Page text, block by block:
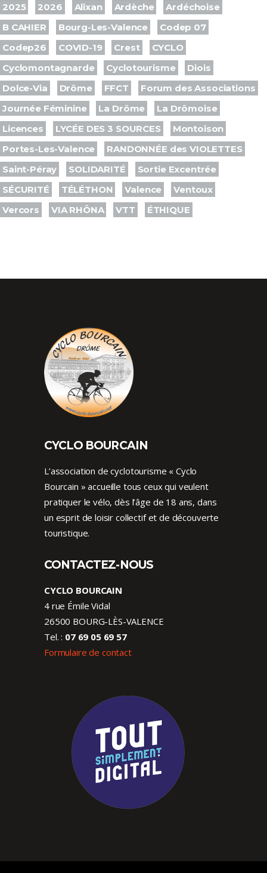
2025
2026 Alixan Ardèche
Ardéchoise
B CAHIER
Bourg-Les-Valence
Codep 07
Codep26
COVID-19 Crest
CYCLO
Cyclomontagnarde
Cyclotourisme
Diois
Dolce-Via
Drôme FFCT
Forum des Associations
Journée Féminine
La Drôme
La Drômoise
Licences
LYCÉE DES 3 SOURCES
Montoison
Portes-Les-Valence
RANDONNÉE des VIOLETTES
Saint-Péray
SOLIDARITÉ
Sortie Excentrée
SÉCURITÉ
TÉLÉTHON Valence
Ventoux
Vercors
VIA RHÔNA VTT ÉTHIQUE
CYCLO BOURCAIN
L’association de cyclotourisme « Cyclo
Bourcain » accueille tous ceux qui veulent
pratiquer le vélo, dès l’âge de 18 ans, dans
un esprit de loisir collectif et de découverte
touristique.
CONTACTEZ-NOUS
CYCLO BOURCAIN
4 rue Émile Vidal
26500 BOURG-LÈS-VALENCE
Tel. : 07 69 05 69 57
Formulaire de contact